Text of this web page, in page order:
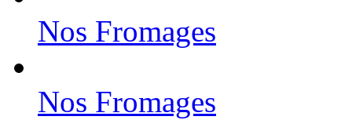
Nos Fromages
Nos Fromages